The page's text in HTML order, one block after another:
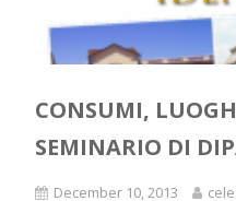
CONSUMI,
SEMINARIO DI
December 10, 2013